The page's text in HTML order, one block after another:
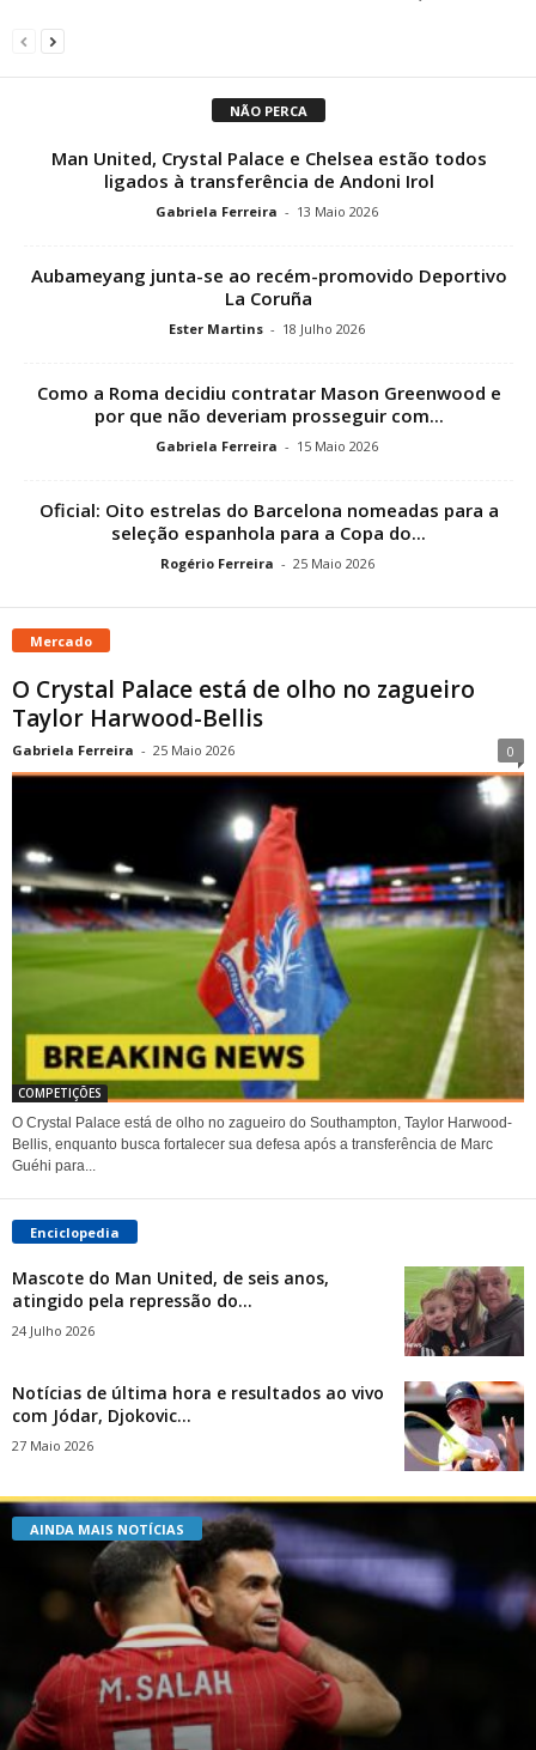
NÃO PERCA
Man United, Crystal Palace e Chelsea estão todos
ligados à transferência de Andoni Irol
Gabriela Ferreira - 13 Maio 2026
Aubameyang junta-se ao recém-promovido Deportivo
La Coruña
Ester Martins - 18 Julho 2026
Como a Roma decidiu contratar Mason Greenwood e
por que não deveriam prosseguir com...
Gabriela Ferreira - 15 Maio 2026
Oficial: Oito estrelas do Barcelona nomeadas para a
seleção espanhola para a Copa do...
Rogério Ferreira - 25 Maio 2026
Mercado
O Crystal Palace está de olho no zagueiro
Taylor Harwood-Bellis
Gabriela Ferreira - 25 Maio 2026 0
COMPETIÇÕES
O Crystal Palace está de olho no zagueiro do Southampton, Taylor Harwood-
Bellis, enquanto busca fortalecer sua defesa após a transferência de Marc
Guéhi para...
Enciclopedia
Mascote do Man United, de seis anos,
atingido pela repressão do...
24 Julho 2026
Notícias de última hora e resultados ao vivo
com Jódar, Djokovic...
27 Maio 2026
AINDA MAIS NOTÍCIAS